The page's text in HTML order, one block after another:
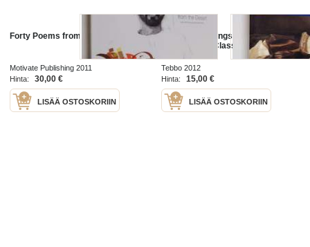
Forty Poems from the Desert
Motivate Publishing 2011
Hinta:
30,00 €
LISÄÄ OSTOSKORIIN
Poems and Songs of Robert Burns
- the Original Classic Edition
Tebbo 2012
Hinta:
15,00 €
LISÄÄ OSTOSKORIIN